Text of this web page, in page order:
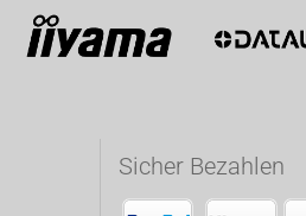
Sicher Bezahlen